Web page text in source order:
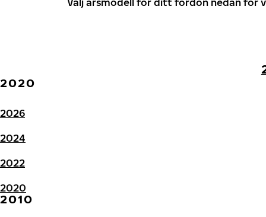
Välj årsmodell för ditt fordon nedan för
2020
2026
2024
2022
2020
2010